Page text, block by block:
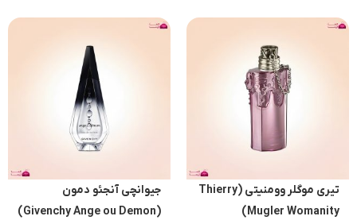
تیری موگلر وومنیتی (Thierry
Mugler Womanity)
جیوانچی آنجئو دمون
(Givenchy Ange ou Demon)